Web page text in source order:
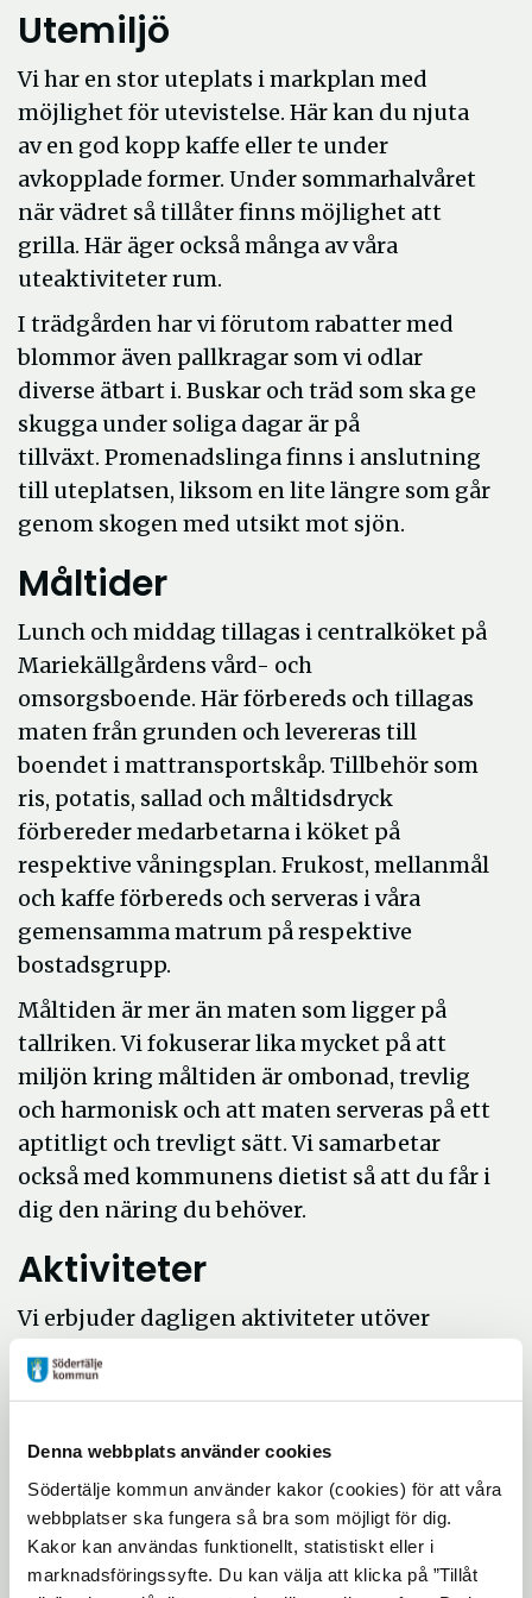
Denna webbplats använder cookies
Södertälje kommun använder kakor (cookies) för att våra
webbplatser ska fungera så bra som möjligt för dig.
Kakor kan användas funktionellt, statistiskt eller i
marknadsföringssyfte. Du kan välja att klicka på ”Tillåt
Utemiljö
Vi har en stor uteplats i markplan med
möjlighet för utevistelse. Här kan du njuta
av en god kopp kaffe eller te under
avkopplade former. Under sommarhalvåret
när vädret så tillåter finns möjlighet att
grilla. Här äger också många av våra
uteaktiviteter rum.
I trädgården har vi förutom rabatter med
blommor även pallkragar som vi odlar
diverse ätbart i. Buskar och träd som ska ge
skugga under soliga dagar är på
tillväxt. Promenadslinga finns i anslutning
till uteplatsen, liksom en lite längre som går
genom skogen med utsikt mot sjön.
Måltider
Lunch och middag tillagas i centralköket på
Mariekällgårdens vård- och
omsorgsboende. Här förbereds och tillagas
maten från grunden och levereras till
boendet i mattransportskåp. Tillbehör som
ris, potatis, sallad och måltidsdryck
förbereder medarbetarna i köket på
respektive våningsplan. Frukost, mellanmål
och kaffe förbereds och serveras i våra
gemensamma matrum på respektive
bostadsgrupp.
Måltiden är mer än maten som ligger på
tallriken. Vi fokuserar lika mycket på att
miljön kring måltiden är ombonad, trevlig
och harmonisk och att maten serveras på ett
aptitligt och trevligt sätt. Vi samarbetar
också med kommunens dietist så att du får i
dig den näring du behöver.
Aktiviteter
Vi erbjuder dagligen aktiviteter utöver
individuella aktiveter som du planerar
tillsammans med din kontaktperson. Det
syjunta, spela aktivitetsspel eller ett parti
bowling. Bingo är en återkommande
aktivitet liksom allsång och bakning. Vi
anordnar även temadagar vilka brukar vara
mycket uppskattade.